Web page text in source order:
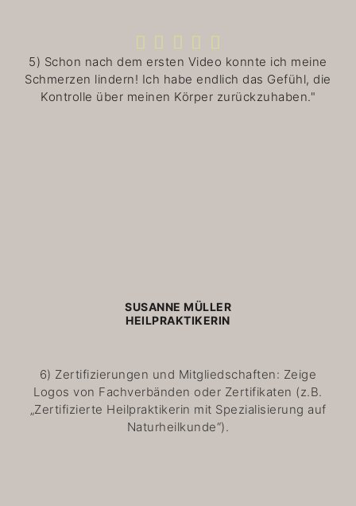
5) Schon nach dem ersten Video konnte ich meine
Schmerzen lindern! Ich habe endlich das Gefühl, die
Kontrolle über meinen Körper zurückzuhaben."
SUSANNE MÜLLER
HEILPRAKTIKERIN
6) Zertifizierungen und Mitgliedschaften: Zeige
Logos von Fachverbänden oder Zertifikaten (z.B.
„Zertifizierte Heilpraktikerin mit Spezialisierung auf
Naturheilkunde“).